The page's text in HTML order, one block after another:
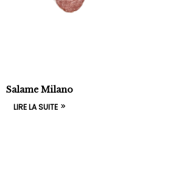
Salame Milano
LIRE LA SUITE